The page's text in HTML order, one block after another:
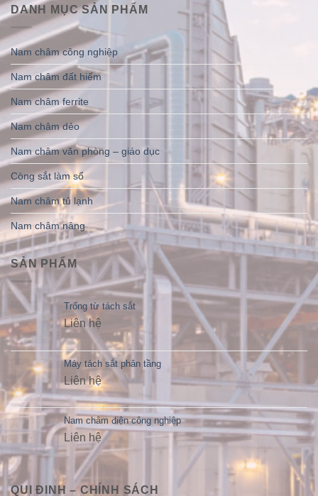
DANH MỤC SẢN PHẨM
Nam châm công nghiệp
Nam châm đất hiếm
Nam châm ferrite
Nam châm dẻo
Nam châm văn phòng – giáo dục
Còng sắt làm sổ
Nam châm tủ lạnh
Nam châm nâng
SẢN PHẨM
Trống từ tách sắt
Liên hệ
Máy tách sắt phân tầng
Liên hệ
Nam châm điện công nghiệp
Liên hệ
QUI ĐINH – CHÍNH SÁCH